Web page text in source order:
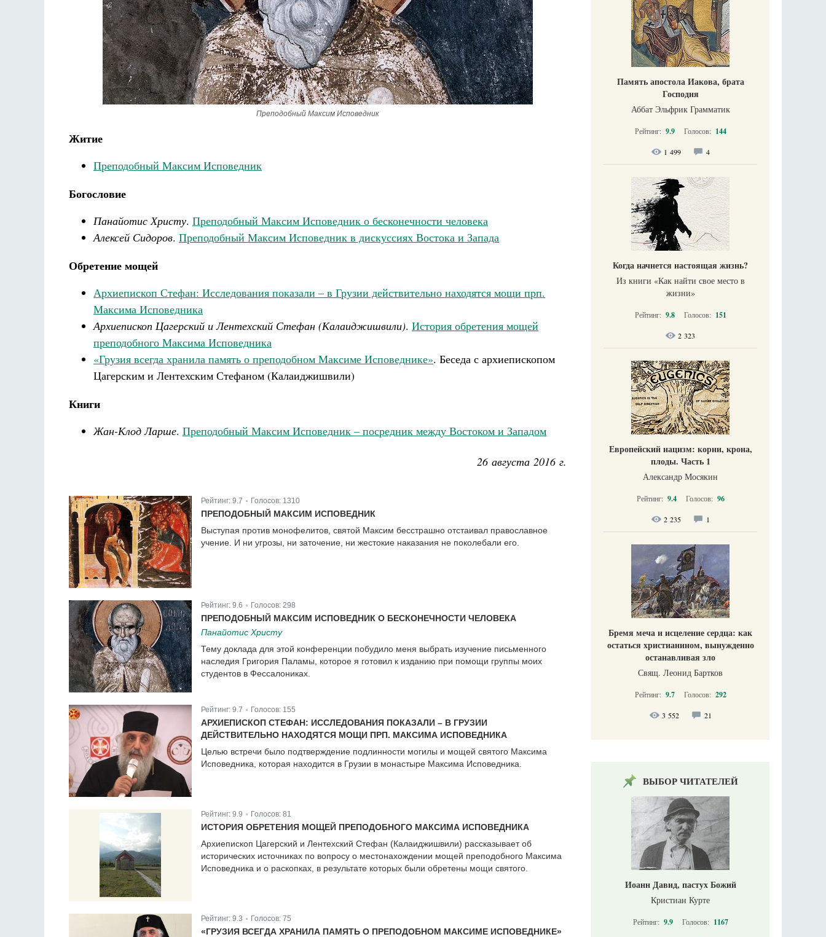
Преподобный Максим Исповедник
Житие
Преподобный Максим Исповедник
Богословие
Панайотис Христу. Преподобный Максим Исповедник о бесконечности человека
Алексей Сидоров. Преподобный Максим Исповедник в дискуссиях Востока и Запада
Обретение мощей
Архиепископ Стефан: Исследования показали – в Грузии действительно находятся мощи прп.
Максима Исповедника
Архиепископ Цагерский и Лентехский Стефан (Калаиджишвили). История обретения мощей
преподобного Максима Исповедника
«Грузия всегда хранила память о преподобном Максиме Исповеднике». Беседа с архиепископом
Цагерским и Лентехским Стефаном (Калаиджишвили)
Книги
Жан-Клод Ларше. Преподобный Максим Исповедник – посредник между Востоком и Западом
26 августа 2016 г.
Рейтинг: 9.7 Голосов: 1310
ПРЕПОДОБНЫЙ МАКСИМ ИСПОВЕДНИК
Выступая против монофелитов, святой Максим бесстрашно отстаивал православное
учение. И ни угрозы, ни заточение, ни жестокие наказания не поколебали его.
Рейтинг: 9.6 Голосов: 298
ПРЕПОДОБНЫЙ МАКСИМ ИСПОВЕДНИК О БЕСКОНЕЧНОСТИ ЧЕЛОВЕКА
Панайотис Христу
Тему доклада для этой конференции побудило меня выбрать изучение письменного
наследия Григория Паламы, которое я готовил к изданию при помощи группы моих
студентов в Фессалониках.
Рейтинг: 9.7 Голосов: 155
АРХИЕПИСКОП СТЕФАН: ИССЛЕДОВАНИЯ ПОКАЗАЛИ – В ГРУЗИИ
ДЕЙСТВИТЕЛЬНО НАХОДЯТСЯ МОЩИ ПРП. МАКСИМА ИСПОВЕДНИКА
Целью встречи было подтверждение подлинности могилы и мощей святого Максима
Исповедника, которая находится в Грузии в монастыре Максима Исповедника.
Рейтинг: 9.9 Голосов: 81
ИСТОРИЯ ОБРЕТЕНИЯ МОЩЕЙ ПРЕПОДОБНОГО МАКСИМА ИСПОВЕДНИКА
Архиепископ Цагерский и Лентехский Стефан (Калаиджишвили) рассказывает об
исторических источниках по вопросу о местонахождении мощей преподобного Максима
Исповедника и о раскопках, в результате которых были обретены мощи святого.
Рейтинг: 9.3 Голосов: 75
«ГРУЗИЯ ВСЕГДА ХРАНИЛА ПАМЯТЬ О ПРЕПОДОБНОМ МАКСИМЕ ИСПОВЕДНИКЕ»
Память апостола Иакова, брата
Господня
Аббат Эльфрик Грамматик
Рейтинг: 9.9 Голосов: 144
1 499 4
Когда начнется настоящая жизнь?
Из книги «Как найти свое место в
жизни​»
Рейтинг: 9.8 Голосов: 151
2 323
Европейский нацизм: корни, крона,
плоды. Часть 1
Александр Мосякин
Рейтинг: 9.4 Голосов: 96
2 235 1
Бремя меча и исцеление сердца: как
остаться христианином, вынужденно
останавливая зло
Свящ. Леонид Бартков
Рейтинг: 9.7 Голосов: 292
3 552 21
ВЫБОР ЧИТАТЕЛЕЙ
Иоанн Давид, пастух Божий
Кристиан Курте
Рейтинг: 9.9 Голосов: 1167